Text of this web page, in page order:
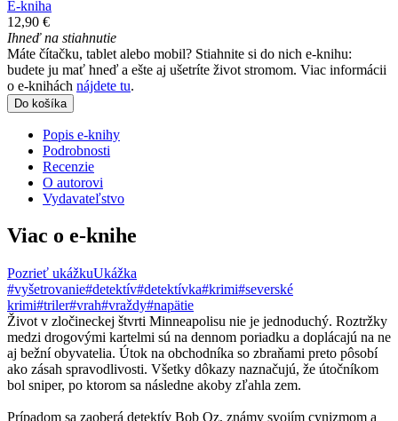
E-kniha
12,90 €
Ihneď na stiahnutie
Máte čítačku, tablet alebo mobil? Stiahnite si do nich e-knihu:
budete ju mať hneď a ešte aj ušetríte život stromom. Viac informácii
o e-knihách nájdete tu.
Do košíka
Popis e-knihy
Podrobnosti
Recenzie
O autorovi
Vydavateľstvo
Viac o e-knihe
Pozrieť ukážkuUkážka
#vyšetrovanie#detektív#detektívka#krimi#severské
krimi#triler#vrah#vraždy#napätie
Život v zločineckej štvrti Minneapolisu nie je jednoduchý. Roztržky
medzi drogovými kartelmi sú na dennom poriadku a doplácajú na ne
aj bežní obyvatelia. Útok na obchodníka so zbraňami preto pôsobí
ako zásah spravodlivosti. Všetky dôkazy naznačujú, že útočníkom
bol sniper, po ktorom sa následne akoby zľahla zem.
Prípadom sa zaoberá detektív Bob Oz, známy svojím cynizmom a